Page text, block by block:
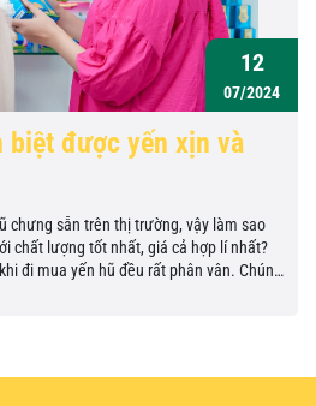
12
07/2024
biệt được yến xịn và
chưng sẵn trên thị trường, vậy làm sao
chất lượng tốt nhất, giá cả hợp lí nhất?
đi mua yến hũ đều rất phân vân. Chúng